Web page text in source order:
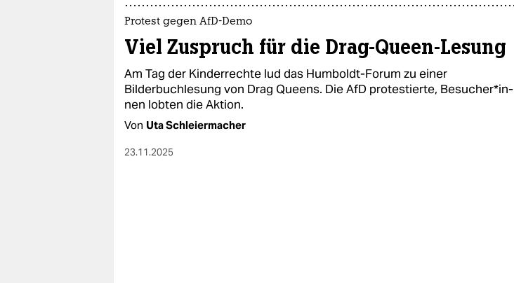
Protest gegen AfD-Demo
Viel Zuspruch für die Drag-Queen-Lesung
Am Tag der Kinderrechte lud das Humboldt-Forum zu einer
Bilderbuchlesung von Drag Queens. Die AfD protestierte, Be­su­che­r*in­
nen lobten die Aktion.
Von Uta Schleiermacher
23.11.2025